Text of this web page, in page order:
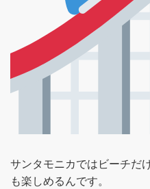
サンタモニカではビーチだ
も楽しめるんです。